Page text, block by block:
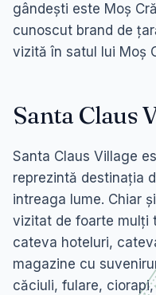
gândești este Moș
cunoscut brand de
vizită în satul lui Moș
Santa Claus
Santa Claus Village
reprezintă destinația
intreaga lume. Chiar
vizitat de foarte mulți
cateva hoteluri,
magazine cu
căciuli, fulare,